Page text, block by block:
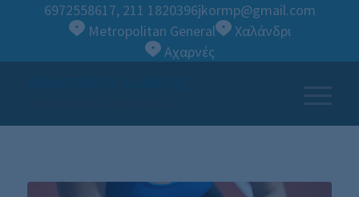
6972558617, 211 1820396jkormp@gmail.com
Metropolitan General
Χαλάνδρι
Αχαρνές